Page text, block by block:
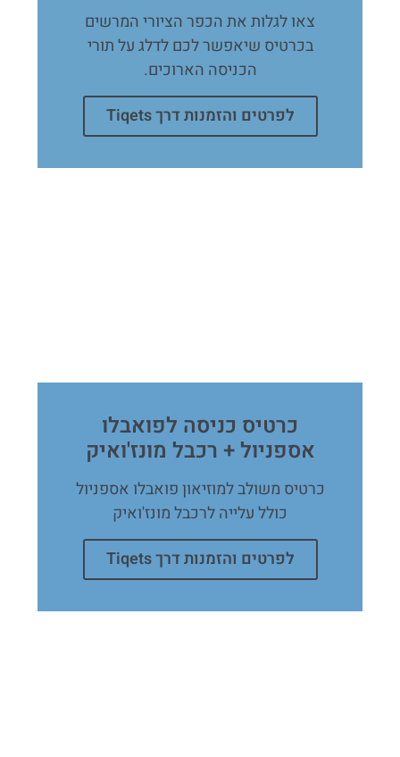
צאו לגלות את הכפר הציורי המרשים
בכרטיס שיאפשר לכם לדלג על תורי
הכניסה הארוכים.
לפרטים והזמנות דרך Tiqets
כרטיס כניסה לפואבלו
אספניול + רכבל מונז'ואיק
כרטיס משולב למוזיאון פואבלו אספניול
כולל עלייה לרכבל מונז'ואיק
לפרטים והזמנות דרך Tiqets